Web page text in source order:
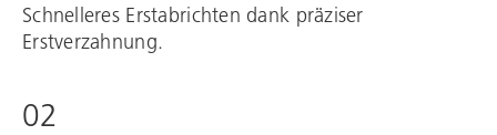
Schnelleres Erstabrichten dank präziser
Erstverzahnung.
02